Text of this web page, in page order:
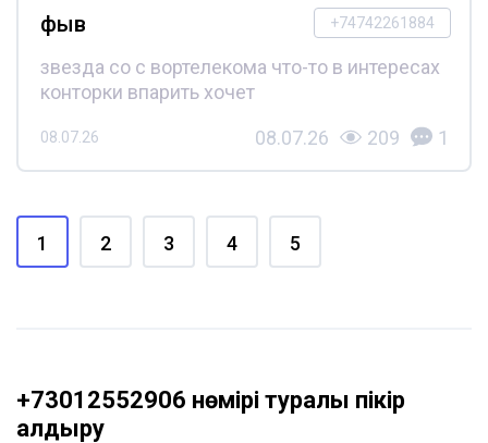
+74742261884
фыв
звезда со с вортелекома что-то в интересах
конторки впарить хочет
08.07.26 08.07.26 209 1
1 2 3 4 5
+73012552906 нөмірі туралы пікір
қалдыру